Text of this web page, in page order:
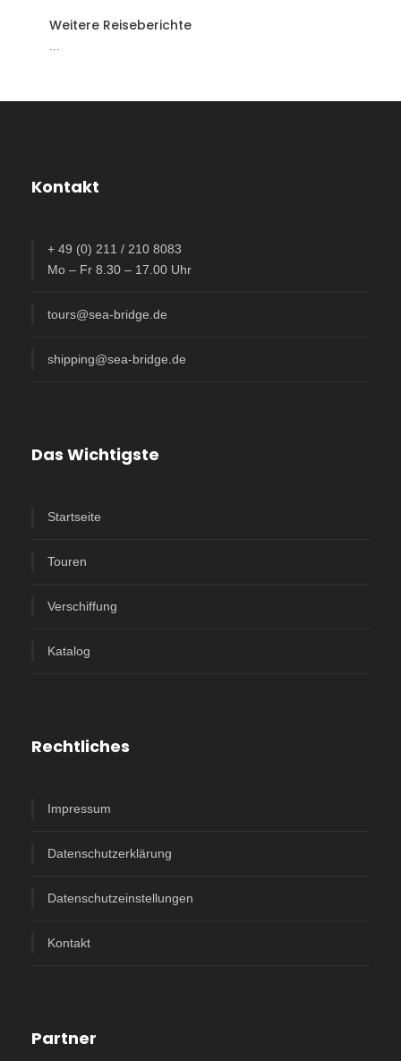
Weitere Reiseberichte
...
Kontakt
+ 49 (0) 211 / 210 8083
Mo – Fr 8.30 – 17.00 Uhr
tours@sea-bridge.de
shipping@sea-bridge.de
Das Wichtigste
Startseite
Touren
Verschiffung
Katalog
Rechtliches
Impressum
Datenschutzerklärung
Datenschutzeinstellungen
Kontakt
Partner